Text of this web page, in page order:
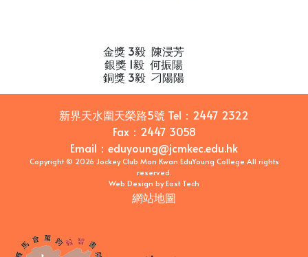
金獎 3毅 陳浸芳
銀獎 1毅 何振陽
銅獎 3毅 刁陽陽
新界天水圍天榮路5號 Tel： 2447 2322
Fax： 2447 3058
Email ： eduyoung@jcmkec.edu.hk
Copyright © 2026 Jockey Club Man Kwan EduYoung College All rights
reserved.
Web Design byEast Tech
網站地圖